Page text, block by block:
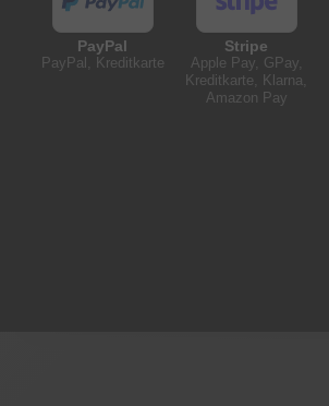
PayPal
PayPal, Kreditkarte
Stripe
Apple Pay, GPay,
Kreditkarte, Klarna,
Amazon Pay